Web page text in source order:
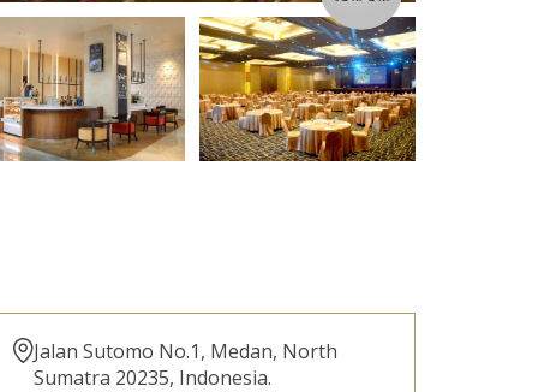
Jalan Sutomo No.1, Medan, North
Sumatra 20235, Indonesia.